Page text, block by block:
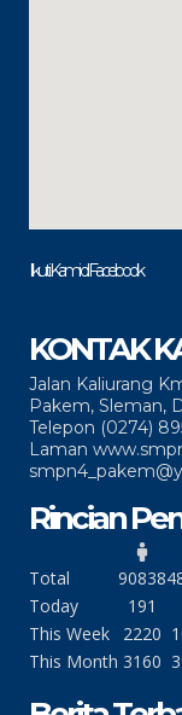
Ikuti Kami di Facebook
KONTAK
Jalan Kaliurang
Pakem, Sleman,
Telepon (0274)
Laman
Rincian
Total 90838
Today
191
This Week
2220
This Month 3160